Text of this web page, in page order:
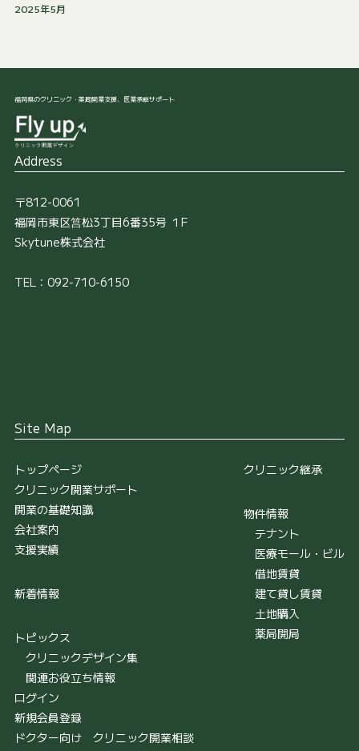
2025年5月
福岡県のクリニック・薬局開業支援、医業承継サポート
Address
〒812-0061
福岡市東区筥松3丁目6番35号 １F
Skytune株式会社
TEL：092-710-6150
Site Map
トップページ
クリニック開業サポート
開業の基礎知識
会社案内
支援実績
新着情報
トピックス
クリニックデザイン集
関連お役立ち情報
クリニック継承
物件情報
テナント
医療モール・ビル
借地賃貸
建て貸し賃貸
土地購入
薬局開局
ログイン
新規会員登録
ドクター向け クリニック開業相談